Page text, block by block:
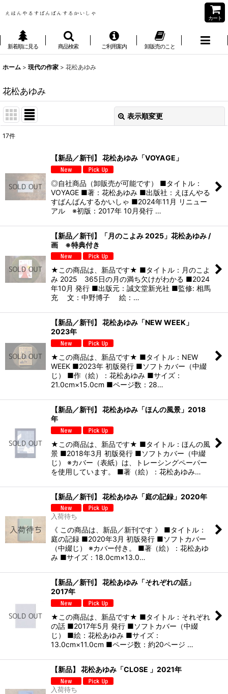
カート
新着順に見る 商品検索 ご利用案内 卸販売のこと
ホーム > 現代の作家 > 花松あゆみ
花松あゆみ
表示順変更
並び順:
絞り込む
17件
【新品／新刊】 花松あゆみ「VOYAGE」
◎自社商品（卸販売が可能です） ■タイトル：
VOYAGE ■著：花松あゆみ ■出版社：えほんやる
すばんばんするかいしゃ ■2024年11月 リニュー
アル ※初版：2017年 10月発行 …
【新品／新刊】「月のこよみ 2025」花松あゆみ /
画 ※特典付き
★この商品は、新品です★ ■タイトル：月のこよ
み 2025 365日の月の満ち欠けがわかる ■2024
年10月 発行 ■出版元：誠文堂新光社 ■監修: 相馬
充 文：中野博子 絵：…
【新品／新刊】 花松あゆみ「NEW WEEK」
2023年
★この商品は、新品です★ ■タイトル：NEW
WEEK ■2023年 初版発行 ■ソフトカバー（中綴
じ） ■作（絵）：花松あゆみ ■サイズ：
21.0cm×15.0cm ■ページ数：28…
【新品／新刊】 花松あゆみ「ほんの風景」2018
年
★この商品は、新品です★ ■タイトル：ほんの風
景 ■2018年3月 初版発行 ■ソフトカバー（中綴
じ） ※カバー（表紙）は、トレーシングペーパー
を使用しています。 ■著（絵）：花松あゆみ…
【新品／新刊】 花松あゆみ「庭の記録」2020年
入荷待ち
《 この商品は、新品／新刊です 》 ■タイトル：
庭の記録 ■2020年3月 初版発行 ■ソフトカバー
（中綴じ） ※カバー付き。 ■著（絵）：花松あゆ
み ■サイズ：18.0cm×13.0…
【新品／新刊】 花松あゆみ「それぞれの話」
2017年
★この商品は、新品です★ ■タイトル：それぞれ
の話 ■2017年5月 発行 ■ソフトカバー（中綴
じ） ■絵：花松あゆみ ■サイズ：
13.0cm×11.0cm ■ページ数：約20ページ …
【新品】 花松あゆみ「CLOSE 」2021年
入荷待ち